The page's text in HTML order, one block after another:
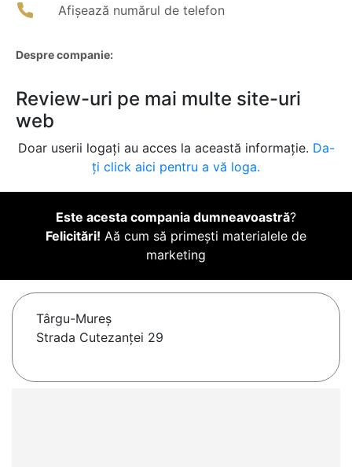
Afișează numărul de telefon
Despre companie:
Review-uri pe mai multe site-uri
web
Doar userii logați au acces la această informație. Da-
ți click aici pentru a vă loga.
Este acesta compania dumneavoastră?
Felicitări! Aă cum să primești materialele de
marketing
Târgu-Mureş
Strada Cutezanței 29